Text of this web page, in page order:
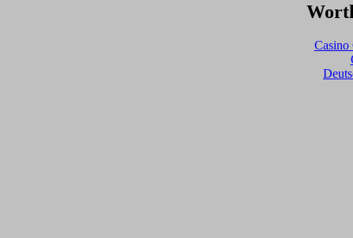
Casino